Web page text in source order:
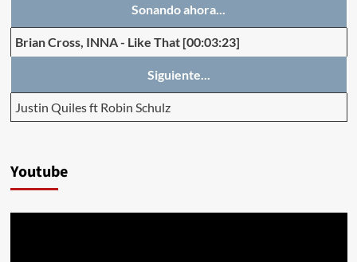
Sonando ahora...
Brian Cross, INNA- Like That [00:03:23]
Siguiente...
Justin Quiles ft Robin Schulz
Youtube